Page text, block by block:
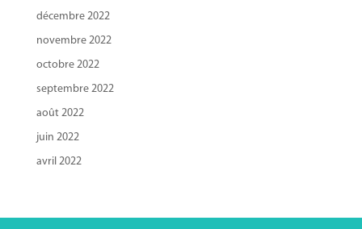
décembre 2022
novembre 2022
octobre 2022
septembre 2022
août 2022
juin 2022
avril 2022